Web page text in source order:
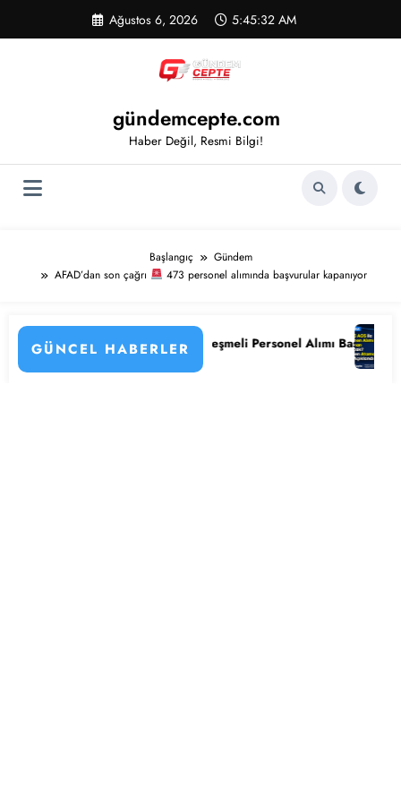
Ağustos 6, 2026 5:45:33 AM
gündemcepte.com
Haber Değil, Resmi Bilgi!
Başlangıç
Gündem
AFAD’dan son çağrı
473 personel alımında başvurular kapanıyor
GÜNCEL HABERLER
Personel Alımı Başvuruları Başladı! İşte Kadrolar ve
2026 AGS ile Öğretmen